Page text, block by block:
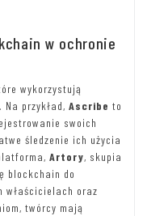
w ochronie
wykorzystują
przykład, Ascribe to
swoich
śledzenie ich użycia
Artory, skupia
blockchain do
właścicielach oraz
twórcy mają